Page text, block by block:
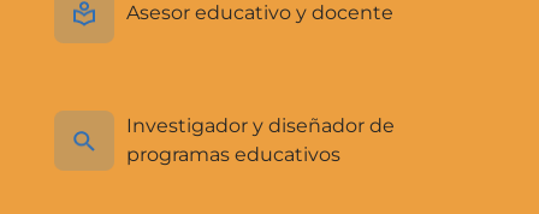
Asesor educativo y docente
Investigador y diseñador de
programas educativos